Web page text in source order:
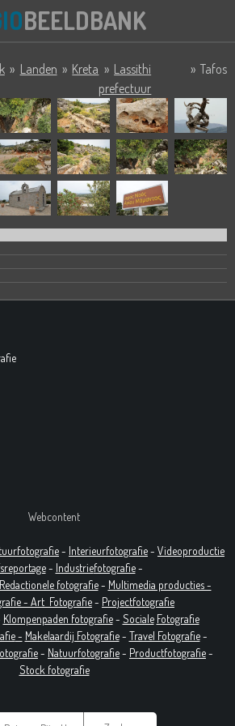
BEELDBANK
» Landen » Kreta » Lassithi
prefectuur
» Tafos
Webcontent
- Interieurfotografie- Videoproductie
- Industriefotografie-
Redactionele fotografie- Multimedia producties -
- Art Fotografie- Projectfotografie
Klompenpaden fotografie- Sociale Fotografie
- Makelaardij Fotografie- Travel Fotografie-
- Natuurfotografie- Productfotografie-
Stock fotografie